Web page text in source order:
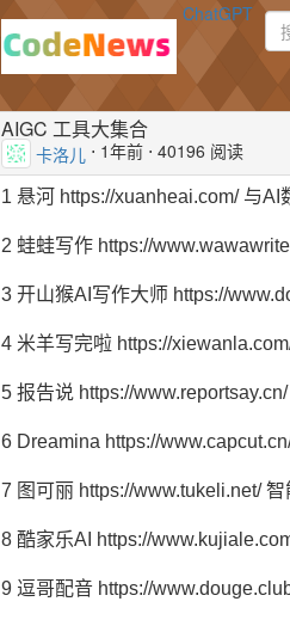
ChatGPT
AIGC 工具大集合
卡洛儿 ⋅ 1年前 ⋅ 40196 阅读
1 悬河 https://xuanheai.com/ 与AI
2 蛙蛙写作 https://
3 开山猴AI写作大师 https://
4 米羊写完啦 https://
5 报告说 https://
6 Dreamina https://
7 图可丽 https://www.tukeli.net/
8 酷家乐AI https://
9 逗哥配音 https://